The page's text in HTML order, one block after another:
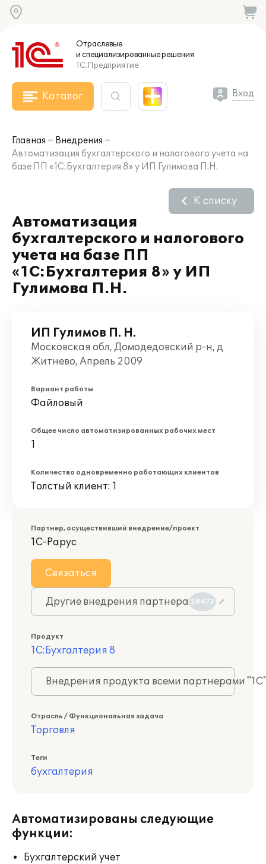
Отраслевые
и специализированныерешения
1С:Предприятие
Каталог Вход
Главная
Внедрения
Автоматизация бухгалтерского и налогового учета на
базе ПП «1С:Бухгалтерия 8» у ИП Гулимова П.Н.
Автоматизация
бухгалтерского и налогового
учета на базе ПП
«1С:Бухгалтерия 8» у ИП
Гулимова П.Н.
К списку
ИП Гулимов П. Н.
Московская обл, Домодедовский р-н, д
Житнево, Апрель 2009
Вариант работы
Файловый
Общее число автоматизированных рабочих мест
1
Количество одновременно работающих клиентов
Толстый клиент: 1
Партнер, осуществивший внедрение/проект
1С-Рарус
Связаться
Другие внедрения партнера 28473
Продукт
1С:Бухгалтерия 8
Внедрения продукта всеми партнерами
Отрасль / Функциональная задача
Торговля
Теги
бухгалтерия
Автоматизированы следующие
функции:
Бухгалтерский учет